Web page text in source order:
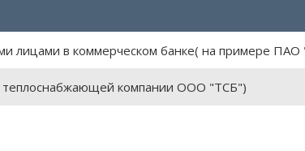
лицами в коммерческом банке( на примере ПАО
теплоснабжающей компании ООО "ТСБ")